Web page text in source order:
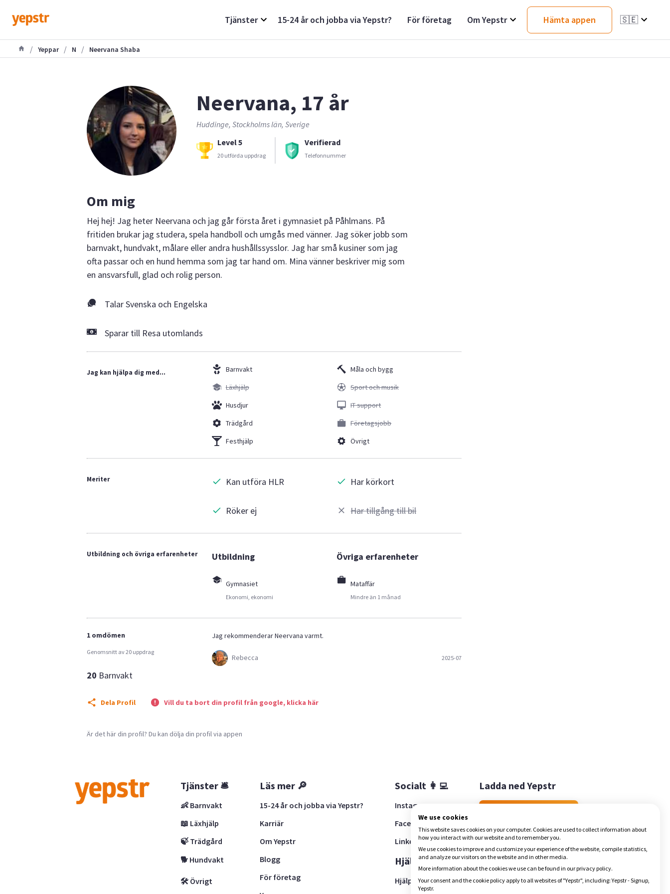
Tjänster 15-24 år och jobba via Yepstr? För företag Om Yepstr Hämta appen 🇸🇪
/ Yeppar / N / Neervana Shaba
Neervana, 17 år
Huddinge, Stockholms län, Sverige
Level 5
20 utförda uppdrag
Verifierad
Telefonnummer
Om mig
Hej hej! Jag heter Neervana och jag går första året i gymnasiet på Påhlmans. På
fritiden brukar jag studera, spela handboll och umgås med vänner. Jag söker jobb som
barnvakt, hundvakt, målare eller andra hushållssysslor. Jag har små kusiner som jag
ofta passar och en hund hemma som jag tar hand om. Mina vänner beskriver mig som
en ansvarsfull, glad och rolig person.
Talar Svenska och Engelska
Sparar till Resa utomlands
Jag kan hjälpa dig med...
Barnvakt
Läxhjälp
Husdjur
Trädgård
Festhjälp
Måla och bygg
Sport och musik
IT support
Företagsjobb
Övrigt
Meriter Kan utföra HLR
Röker ej
Har körkort
Har tillgång till bil
Utbildning och övriga erfarenheter Utbildning
Gymnasiet
Ekonomi, ekonomi
Övriga erfarenheter
Mataffär
Mindre än 1 månad
1 omdömen
Genomsnitt av 20 uppdrag
20 Barnvakt
Jag rekommenderar Neervana varmt.
Rebecca 2025-07
Dela Profil Vill du ta bort din profil från google, klicka här
Är det här din profil? Du kan dölja din profil via appen
Tjänster 🛎
👶 Barnvakt
📖 Läxhjälp
🍃 Trädgård
🐕 Hundvakt
🛠 Övrigt
Läs mer 🔎
15-24 år och jobba via Yepstr?
Karriär
Om Yepstr
Blogg
För företag
Socialt 👩‍💻
Instagram
Facebook
LinkedIn
Hjälp 🚨
Hjälpcenter
Ladda ned Yepstr
We use cookies
This website saves cookies on your computer. Cookies are used to collect information about
how you interact with our website and to remember you.
We use cookies to improve and customize your experience of the website, compile statistics,
and analyze our visitors on the website and in other media.
More information about the cookies we use can be found in our privacy policy.
Your consent and the cookie policy apply to all websites of "Yepstr", including: Yepstr - Signup,
Yepstr.